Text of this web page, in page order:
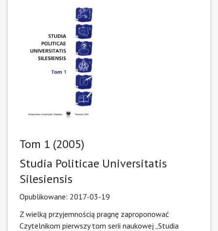
Tom 1 (2005)
Studia Politicae Universitatis
Silesiensis
Opublikowane: 2017-03-19
Z wielką przyjemnością pragnę zaproponować
Czytelnikom pierwszy tom serii naukowej „Studia